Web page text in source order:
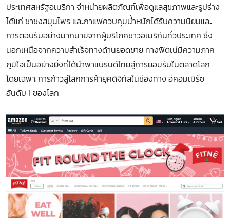
ประเทศสหรัฐอเมริกา จำหน่ายผลิตภัณฑ์เพื่อดูแลสุขภาพและรูปร่าง
ได้แก่ ชาชงสมุนไพร และกาแฟควบคุมน้ำหนักได้รับความนิยมและ
การตอบรับอย่างมากมายจากผู้บริโภคชาวอเมริกันทั่วประเทศ ซึ่ง
นอกเหนือจากความสำเร็จทางด้านยอดขาย ทางฟิตเน่มีความภาค
ภูมิใจเป็นอย่างยิ่งที่ได้นำพาแบรนด์ไทยสู่การยอมรับในตลาดโลก
โดยเฉพาะการก้าวสู่โลกการค้ายุคดิจิทัลในช่องทาง อีคอมเมิร์ซ
อันดับ 1 ของโลก